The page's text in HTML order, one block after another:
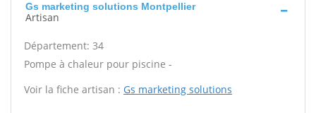
Gs marketing solutions Montpellier
Artisan
Département: 34
Pompe à chaleur pour piscine -
Voir la fiche artisan : Gs marketing solutions